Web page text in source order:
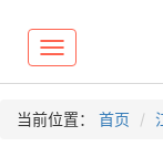
Toggle
navigation
当前位置： 首页